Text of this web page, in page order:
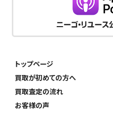
トップページ
買取が初めての方へ
買取査定の流れ
お客様の声